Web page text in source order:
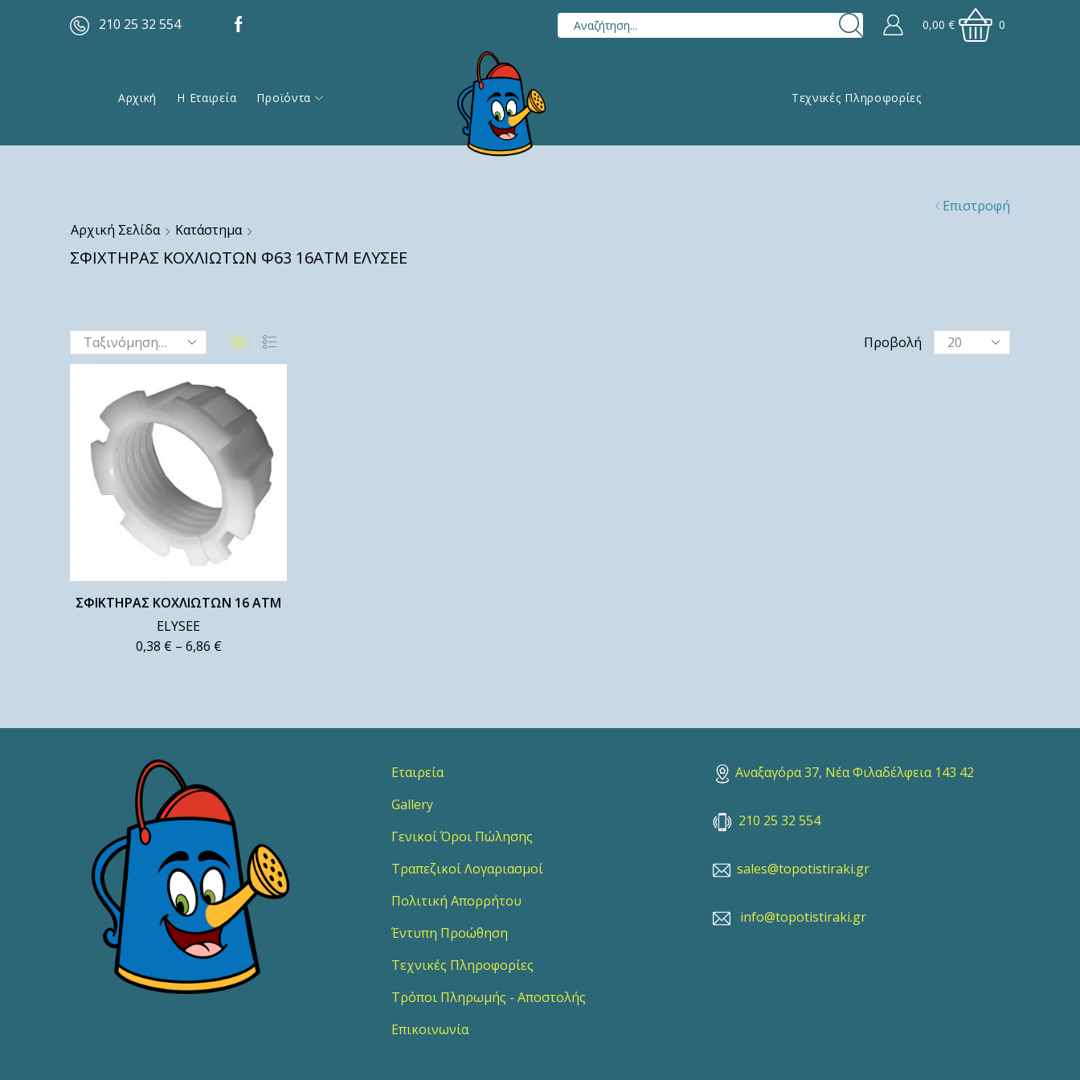
210 25 32 554 0,00€ 0
Αρχική Η Εταιρεία Προϊόντα Τεχνικές Πληροφορίες
Αρχική Σελίδα Κατάστημα
ΣΦΙΧΤΗΡΑΣ ΚΟΧΛΙΩΤΩΝ Φ63 16ΑΤΜ ΕΛΥΣΕΕ
Επιστροφή
Προβολή
ΣΦΙΚΤΗΡΑΣ ΚΟΧΛΙΩΤΩΝ 16 ΑΤΜ
ELYSEE
0,38 € – 6,86 €
Εταιρεία
Gallery
Γενικοί Όροι Πώλησης
Τραπεζικοί Λογαριασμοί
Πολιτική Απορρήτου
Έντυπη Προώθηση
Τεχνικές Πληροφορίες
Τρόποι Πληρωμής - Αποστολής
Επικοινωνία
Αναξαγόρα 37, Νέα Φιλαδέλφεια 143 42
210 25 32 554
sales@topotistiraki.gr
info@topotistiraki.gr